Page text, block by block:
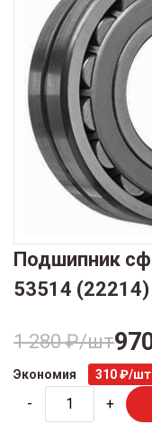
Подшипник
53514
1 280 ₽/шт
Экономия 310 ₽/шт
- +